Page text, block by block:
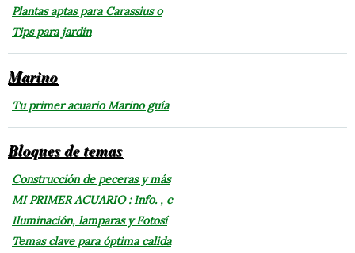
Plantas aptas para Carassius o
Tips para jardín
Marino
Tu primer acuario Marino guía
Bloques de temas
Construcción de peceras y más
MI PRIMER ACUARIO : Info. , c
Iluminación, lamparas y Fotosí
Temas clave para óptima calida